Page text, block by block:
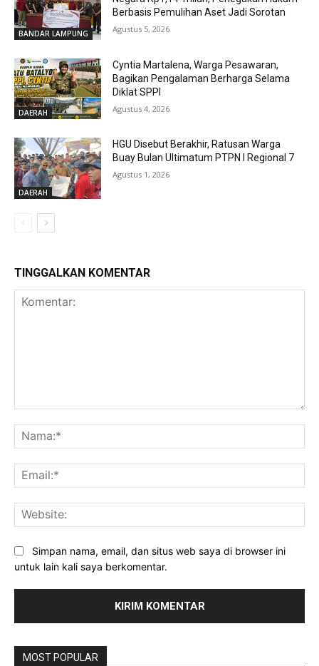
BANDAR LAMPUNG
Berbasis Pemulihan Aset Jadi Sorotan
Agustus 5, 2026
DAERAH
Cyntia Martalena, Warga Pesawaran,
Bagikan Pengalaman Berharga Selama
Diklat SPPI
Agustus 4, 2026
DAERAH
HGU Disebut Berakhir, Ratusan Warga
Buay Bulan Ultimatum PTPN I Regional 7
Agustus 1, 2026
TINGGALKAN KOMENTAR
Simpan nama, email, dan situs web saya di browser ini
untuk lain kali saya berkomentar.
MOST POPULAR